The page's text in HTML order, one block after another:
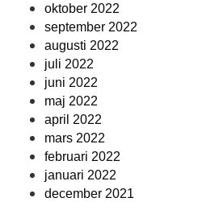
oktober 2022
september 2022
augusti 2022
juli 2022
juni 2022
maj 2022
april 2022
mars 2022
februari 2022
januari 2022
december 2021